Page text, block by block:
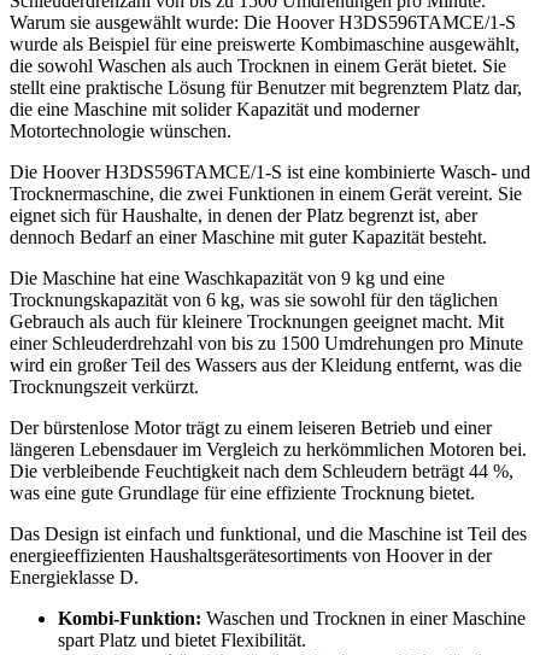
Warum sie ausgewählt wurde: Die Hoover H3DS596TAMCE/1-S
wurde als Beispiel für eine preiswerte Kombimaschine ausgewählt,
die sowohl Waschen als auch Trocknen in einem Gerät bietet. Sie
stellt eine praktische Lösung für Benutzer mit begrenztem Platz dar,
die eine Maschine mit solider Kapazität und moderner
Motortechnologie wünschen.
Die Hoover H3DS596TAMCE/1-S ist eine kombinierte Wasch- und
Trocknermaschine, die zwei Funktionen in einem Gerät vereint. Sie
eignet sich für Haushalte, in denen der Platz begrenzt ist, aber
dennoch Bedarf an einer Maschine mit guter Kapazität besteht.
Die Maschine hat eine Waschkapazität von 9 kg und eine
Trocknungskapazität von 6 kg, was sie sowohl für den täglichen
Gebrauch als auch für kleinere Trocknungen geeignet macht. Mit
einer Schleuderdrehzahl von bis zu 1500 Umdrehungen pro Minute
wird ein großer Teil des Wassers aus der Kleidung entfernt, was die
Trocknungszeit verkürzt.
Der bürstenlose Motor trägt zu einem leiseren Betrieb und einer
längeren Lebensdauer im Vergleich zu herkömmlichen Motoren bei.
Die verbleibende Feuchtigkeit nach dem Schleudern beträgt 44 %,
was eine gute Grundlage für eine effiziente Trocknung bietet.
Das Design ist einfach und funktional, und die Maschine ist Teil des
energieeffizienten Haushaltsgerätesortiments von Hoover in der
Energieklasse D.
Kombi-Funktion: Waschen und Trocknen in einer Maschine
spart Platz und bietet Flexibilität.